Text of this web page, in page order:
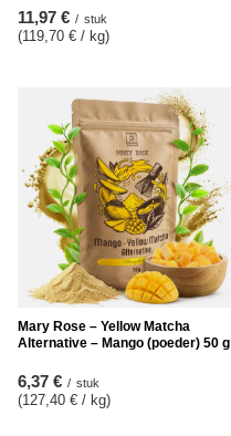
11,97 € / stuk
(119,70 € / kg)
Mary Rose – Yellow Matcha
Alternative – Mango (poeder) 50 g
6,37 € / stuk
(127,40 € / kg)